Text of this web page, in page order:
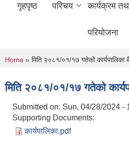
गृहपृष्ठ परिचय कार्यक्रम
परियोजना
You are here
Home » मिति २०८१/०१/१७ गतेको कार्यपालिका
मिति २०८१/०१/१७ गतेको
Submitted on: Sun, 04/28/2024 -
Supporting Documents:
कार्यपालिका.pdf